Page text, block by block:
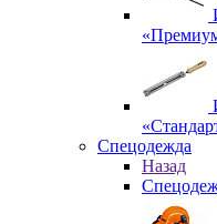
Спецодежда
Назад